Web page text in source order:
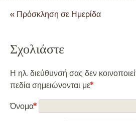
Post navigation
« Πρόσκληση σε Ημερίδα
Σχολιάστε
Η ηλ. διεύθυνσή σας δεν
πεδία σημειώνονται με*
Όνομα*